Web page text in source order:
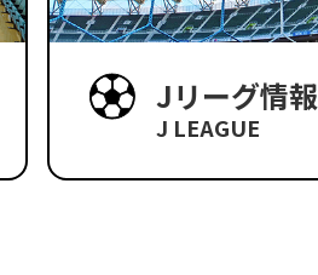
Jリーグ情報
J LEAGUE